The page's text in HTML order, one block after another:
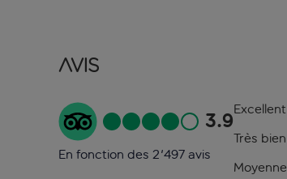
Avis
3.9
En fonction des 2'497 avis
Excellent
Très bien
Moyenne